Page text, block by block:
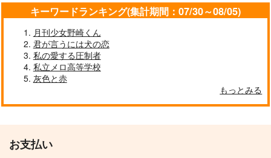
好きとおかえり
キーワードランキング(集計期間：07/30～08/05)
月刊少女野崎くん
君が言うには犬の恋
私の愛する圧制者
私立メロ高等学校
灰色と赤
もっとみる
お支払い